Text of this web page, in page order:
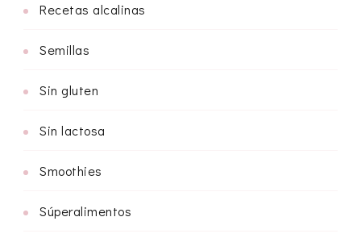
Recetas alcalinas
Semillas
Sin gluten
Sin lactosa
Smoothies
Súperalimentos